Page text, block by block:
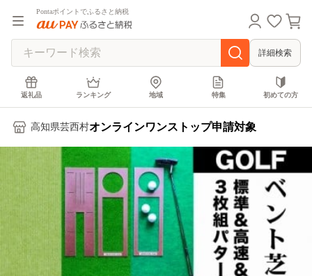
Pontaポイントでふるさと納税
詳細検索
返礼品 ランキング 地域 特集 初めての方
高知県芸西村オンラインワンストップ申請対象